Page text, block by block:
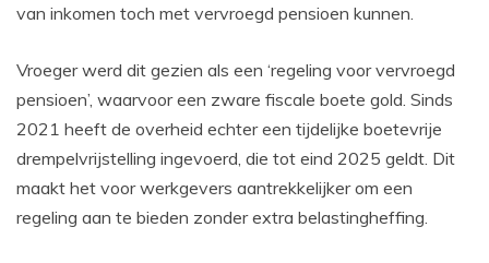
van inkomen toch met vervroegd pensioen kunnen.
Vroeger werd dit gezien als een ‘regeling voor vervroegd
pensioen’, waarvoor een zware fiscale boete gold. Sinds
2021 heeft de overheid echter een tijdelijke boetevrije
drempelvrijstelling ingevoerd, die tot eind 2025 geldt. Dit
maakt het voor werkgevers aantrekkelijker om een
regeling aan te bieden zonder extra belastingheffing.